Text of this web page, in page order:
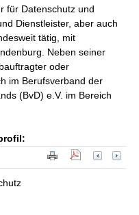
für Datenschutz und
Dienstleister, aber auch
tätig, mit
Neben seiner
oder
im Berufsverband der
(BvD) e.V. im Bereich